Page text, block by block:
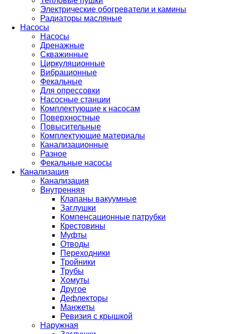
Электрические обогреватели и камины
Радиаторы масляные
Насосы
Насосы
Дренажные
Скважинные
Циркуляционные
Вибрационные
Фекальные
Для опрессовки
Насосные станции
Комплектующие к насосам
Поверхностные
Повысительные
Комплектующие материалы
Канализационные
Разное
Фекальные насосы
Канализация
Канализация
Внутренняя
Клапаны вакуумные
Заглушки
Компенсационные патрубки
Крестовины
Муфты
Отводы
Переходники
Тройники
Трубы
Хомуты
Другое
Дефлекторы
Манжеты
Ревизия с крышкой
Наружная